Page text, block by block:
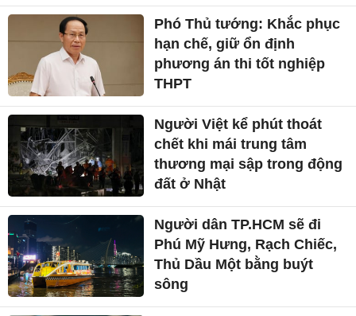
Phó Thủ tướng: Khắc phục
hạn chế, giữ ổn định
phương án thi tốt nghiệp
THPT
Người Việt kể phút thoát
chết khi mái trung tâm
thương mại sập trong động
đất ở Nhật
Người dân TP.HCM sẽ đi
Phú Mỹ Hưng, Rạch Chiếc,
Thủ Dầu Một bằng buýt
sông